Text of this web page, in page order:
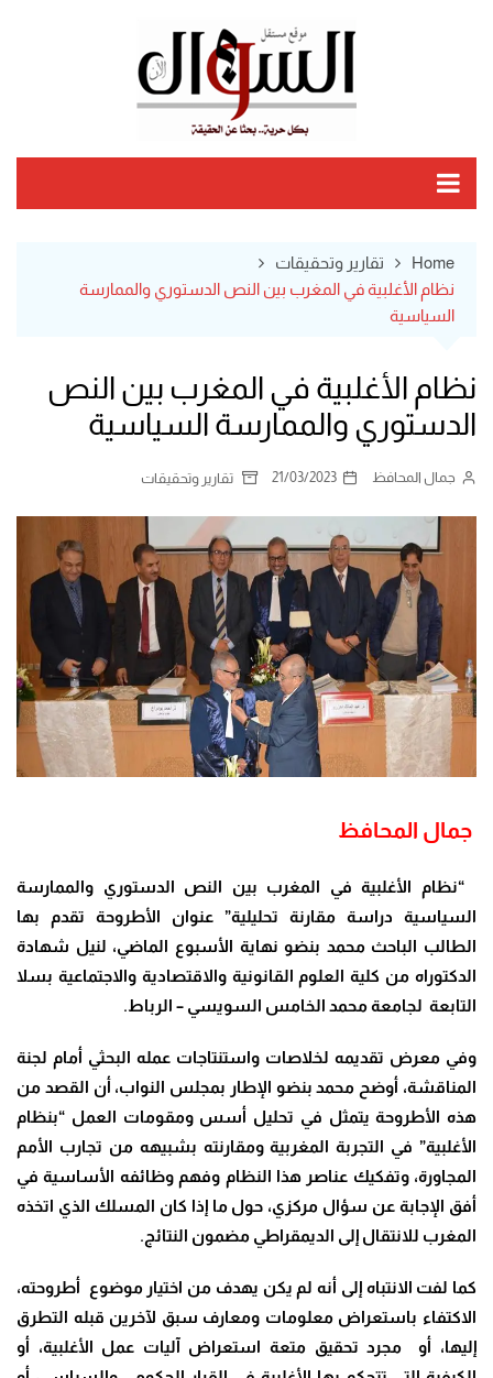
Home
تقارير وتحقيقات
نظام الأغلبية في المغرب بين النص الدستوري والممارسة
السياسية
نظام الأغلبية في المغرب بين النص
الدستوري والممارسة السياسية
جمال المحافظ 21/03/2023 تقارير وتحقيقات
جمال المحافظ
“نظام الأغلبية في المغرب بين النص الدستوري والممارسة
السياسية دراسة مقارنة تحليلية” عنوان الأطروحة تقدم بها
الطالب الباحث محمد بنضو نهاية الأسبوع الماضي، لنيل شهادة
الدكتوراه من كلية العلوم القانونية والاقتصادية والاجتماعية بسلا
التابعة لجامعة محمد الخامس السويسي – الرباط.
وفي معرض تقديمه لخلاصات واستنتاجات عمله البحثي أمام لجنة
المناقشة، أوضح محمد بنضو الإطار بمجلس النواب، أن القصد من
هذه الأطروحة يتمثل في تحليل أسس ومقومات العمل “بنظام
الأغلبية” في التجربة المغربية ومقارنته بشبيهه من تجارب الأمم
المجاورة، وتفكيك عناصر هذا النظام وفهم وظائفه الأساسية في
أفق الإجابة عن سؤال مركزي، حول ما إذا كان المسلك الذي اتخذه
المغرب للانتقال إلى الديمقراطي مضمون النتائج.
كما لفت الانتباه إلى أنه لم يكن يهدف من اختيار موضوع أطروحته،
الاكتفاء باستعراض معلومات ومعارف سبق لآخرين قبله التطرق
إليها، أو مجرد تحقيق متعة استعراض آليات عمل الأغلبية، أو